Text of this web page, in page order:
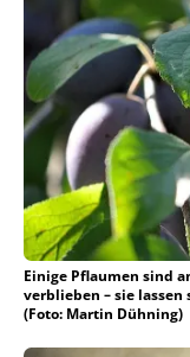
Einige Pflaumen sind
verblieben – sie
(Foto: Martin Dühning)